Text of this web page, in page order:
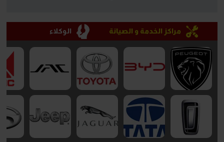
مراكز الخدمة و الصيانة الوكلاء